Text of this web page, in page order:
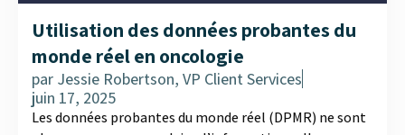
Utilisation des données probantes du
monde réel en oncologie
par Jessie Robertson, VP Client Services
juin 17, 2025
Les données probantes du monde réel (DPMR) ne sont